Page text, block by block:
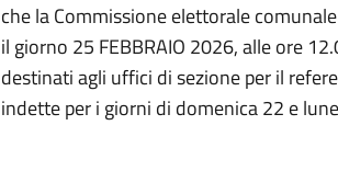
che la Commissione elettorale
il giorno 25 FEBBRAIO 2026, alle ore
destinati agli uffici di sezione per il
indette per i giorni di domenica 22 e